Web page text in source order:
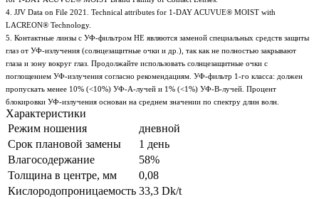
4. JJV Data on File 2021. Technical attributes for 1-DAY ACUVUE® MOIST with
LACREON® Technology.
5. Контактные линзы с УФ-фильтром НЕ являются заменой специальных средств защиты
глаз от УФ-излучения (солнцезащитные очки и др.), так как не полностью закрывают
глаза и зону вокруг глаз. Продолжайте использовать солнцезащитные очки с
поглощением УФ-излучения согласно рекомендациям. УФ-фильтр 1-го класса: должен
пропускать менее 10% (<10%) УФ-А-лучей и 1% (<1%) УФ-В-лучей. Процент
блокировки УФ-излучения основан на среднем значении по спектру длин волн.
Характеристики
Режим ношения
дневной
Срок плановой замены
1 день
Влагосодержание
58%
Толщина в центре, мм
0,08
Кислородопроницаемость 33,3 Dk/t